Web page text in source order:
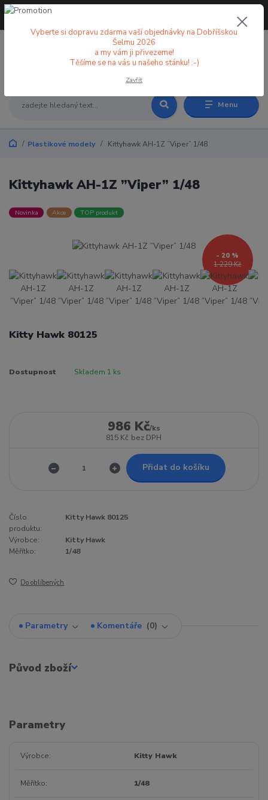
Menu
+420 773 998 582
Plastikové modely Kittyhawk AH-1Z ”Viper” 1/48
Kittyhawk AH-1Z ”Viper” 1/48
Novinka Akce TOP produkt
1 229 Kč
- 20 %
Kitty Hawk 80125
Dostupnost Skladem 1 ks
986 Kč/ks
815 Kč bez DPH
Přidat do košíku
Číslo
produktu:
Kitty Hawk 80125
Výrobce:
Kitty Hawk
Měřítko:
1/48
Do oblíbených
Parametry Komentáře 0
Původ zboží
Parametry
Výrobce Kitty Hawk
Měřítko 1/48
Vyberte si dopravu zdarma vaší objednávky na Dobříšskou
Šelmu 2026
a my vám ji přivezeme!
Těšíme se na vás u našeho stánku! :-)
Zavřít